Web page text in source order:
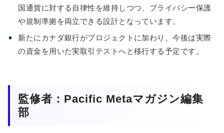
国通貨に対する自律性を維持しつつ、プライバシー保護
や規制準拠を両立できる設計となっています。
新たにカナダ銀行がプロジェクトに加わり、今後は実際
の資金を用いた実取引テストへと移行する予定です。
監修者：Pacific Metaマガジン編集
部